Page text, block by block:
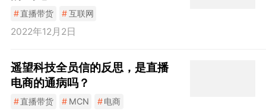
#直播带货 #互联网
2022年12月2日
遥望科技全员信的反思，是直播
电商的通病吗？
#直播带货 # MCN #电商